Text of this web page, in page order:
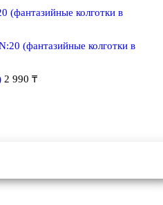
(фантазийные колготки в
(фантазийные колготки в
2 990 ₸